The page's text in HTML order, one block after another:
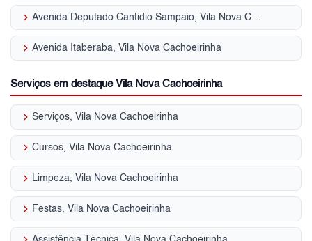
keyboard_arrow_right Avenida Deputado Cantidio Sampaio, Vila Nova Cachoeirinha
keyboard_arrow_right Avenida Itaberaba, Vila Nova Cachoeirinha
Serviços em destaque Vila Nova Cachoeirinha
keyboard_arrow_right Serviços, Vila Nova Cachoeirinha
keyboard_arrow_right Cursos, Vila Nova Cachoeirinha
keyboard_arrow_right Limpeza, Vila Nova Cachoeirinha
keyboard_arrow_right Festas, Vila Nova Cachoeirinha